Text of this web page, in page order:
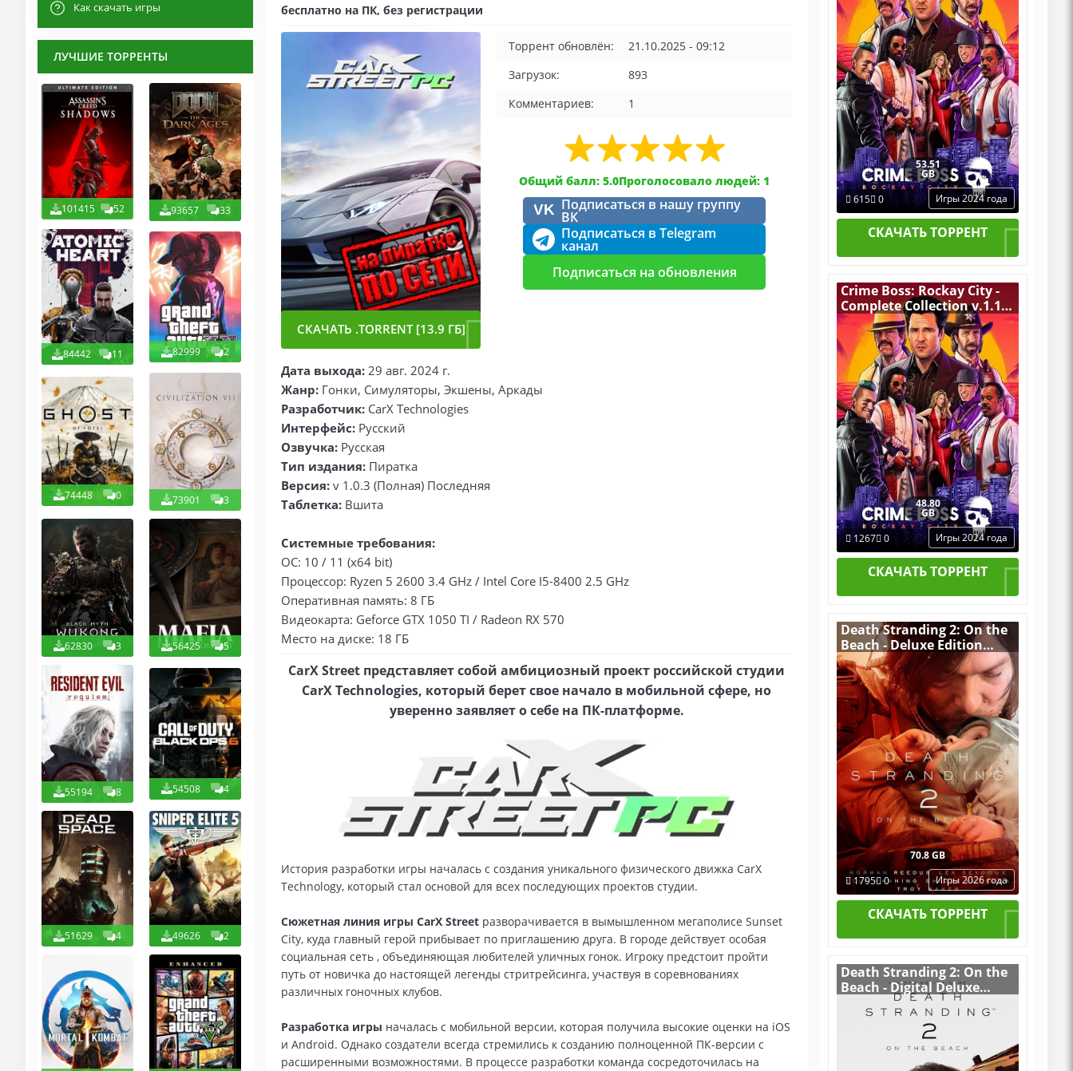
Как скачать игры
ЛУЧШИЕ ТОРРЕНТЫ
101415 52 93657 33
84442 11 82999 2
74448 0 73901 3
62830 3 56425 5
55194 8 54508 4
51629 4 49626 2
бесплатно на ПК, без регистрации
СКАЧАТЬ .TORRENT [13.9 ГБ]
Торрент обновлён:
21.10.2025 - 09:12
Загрузок:
893
Комментариев:
1
Общий балл: 5.0Проголосовало людей: 1
VK Подписаться в нашу группу
ВК
Подписаться в Telegram
канал
Подписаться на обновления
Дата выхода: 29 авг. 2024 г.
Жанр: Гонки, Симуляторы, Экшены, Аркады
Разработчик: CarX Technologies
Интерфейс: Русский
Озвучка: Русская
Тип издания: Пиратка
Версия: v 1.0.3 (Полная) Последняя
Таблетка: Вшита
Системные требования:
ОС: 10 / 11 (x64 bit)
Процессор: Ryzen 5 2600 3.4 GHz / Intel Core I5-8400 2.5 GHz
Оперативная память: 8 ГБ
Видеокарта: Geforce GTX 1050 TI / Radeon RX 570
Место на диске: 18 ГБ
CarX Street представляет собой амбициозный проект российской студии
CarX Technologies, который берет свое начало в мобильной сфере, но
уверенно заявляет о себе на ПК-платформе.
История разработки игры началась с создания уникального физического движка CarX
Technology, который стал основой для всех последующих проектов студии.
Сюжетная линия игры CarX Street разворачивается в вымышленном мегаполисе Sunset
City, куда главный герой прибывает по приглашению друга. В городе действует особая
социальная сеть , объединяющая любителей уличных гонок. Игроку предстоит пройти
путь от новичка до настоящей легенды стритрейсинга, участвуя в соревнованиях
различных гоночных клубов.
Разработка игры началась с мобильной версии, которая получила высокие оценки на iOS
и Android. Однако создатели всегда стремились к созданию полноценной ПК-версии с
расширенными возможностями. В процессе разработки команда сосредоточилась на
53.51
GB
615 0 Игры 2024 года
СКАЧАТЬ ТОРРЕНТ
Crime Boss: Rockay City -
Complete Collection v.1.19
[RUS|ENG] (2024) PC
RePack от FitGirl + 11 DLC
48.80
GB
1267 0 Игры 2024 года
СКАЧАТЬ ТОРРЕНТ
Death Stranding 2: On the
Beach - Deluxe Edition
v.1.4.65.0 [RUS|ENG] (2026)
PC RePack от Десептикон
+ все Дополнения
70.8 GB
1795 0 Игры 2026 года
СКАЧАТЬ ТОРРЕНТ
Death Stranding 2: On the
Beach - Digital Deluxe
Edition v.1.2.57.0
[RUS|ENG] (2026) PC
RePack by R.G. Механики
со всеми Дополнениями